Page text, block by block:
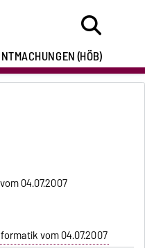
(HÖB)
04.07.2007
vom 04.07.2007